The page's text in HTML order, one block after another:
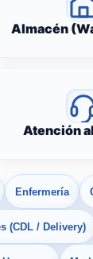
Almacén
Atención
Enfermería
(CDL / Delivery)